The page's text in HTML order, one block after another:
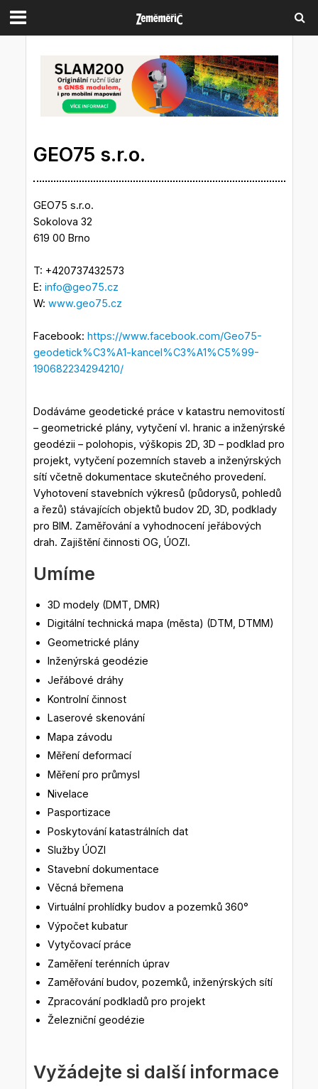
GEO75 s.r.o.
GEO75 s.r.o.
Sokolova 32
619 00 Brno
T: +420737432573
E: info@geo75.cz
W: www.geo75.cz
Facebook: https://www.facebook.com/Geo75-
geodetick%C3%A1-kancel%C3%A1%C5%99-
190682234294210/
Dodáváme geodetické práce v katastru nemovitostí
– geometrické plány, vytyčení vl. hranic a inženýrské
geodézii – polohopis, výškopis 2D, 3D – podklad pro
projekt, vytyčení pozemních staveb a inženýrských
sítí včetně dokumentace skutečného provedení.
Vyhotovení stavebních výkresů (půdorysů, pohledů
a řezů) stávajících objektů budov 2D, 3D, podklady
pro BIM. Zaměřování a vyhodnocení jeřábových
drah. Zajištění činnosti OG, ÚOZI.
Umíme
3D modely (DMT, DMR)
Digitální technická mapa (města) (DTM, DTMM)
Geometrické plány
Inženýrská geodézie
Jeřábové dráhy
Kontrolní činnost
Laserové skenování
Mapa závodu
Měření deformací
Měření pro průmysl
Nivelace
Pasportizace
Poskytování katastrálních dat
Služby ÚOZI
Stavební dokumentace
Věcná břemena
Virtuální prohlídky budov a pozemků 360°
Výpočet kubatur
Vytyčovací práce
Zaměření terénních úprav
Zaměřování budov, pozemků, inženýrských sítí
Zpracování podkladů pro projekt
Železniční geodézie
Vyžádejte si další informace